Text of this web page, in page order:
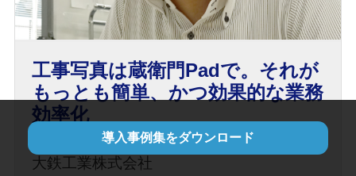
工事写真は蔵衛門Padで。それが
もっとも簡単、かつ効果的な業務
効率化
大鉄工業株式会社
導入事例集をダウンロード